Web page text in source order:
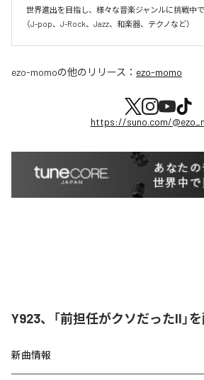
世界進出を目指し、様々な音楽ジャンルに挑戦中で
（J-pop、J-Rock、Jazz、和楽器、テクノなど）
ezo-momoの他のリリース： ezo-momo
https://suno.com/
Y923、「前担任がクソだったII」
新曲情報